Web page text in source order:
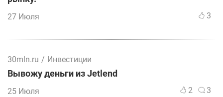
27 Июля 3
30mln.ru / Инвестиции
Вывожу деньги из Jetlend
25 Июля 2 3